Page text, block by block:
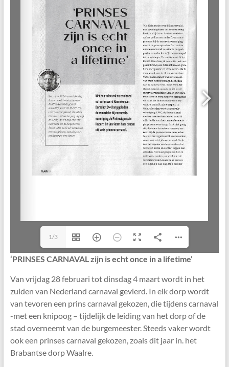
1/3
‘PRINSES CARNAVAL zijn is echt once in a lifetime’
Van vrijdag 28 februari tot dinsdag 4 maart wordt in het
zuiden van Nederland carnaval gevierd. In elk dorp wordt
van tevoren een prins carnaval gekozen, die tijdens carnaval
-met een knipoog – tijdelijk de leiding van het dorp of de
stad overneemt van de burgemeester. Steeds vaker wordt
ook een prinses carnaval gekozen, zoals dit jaar in. het
Brabantse dorp Waalre.